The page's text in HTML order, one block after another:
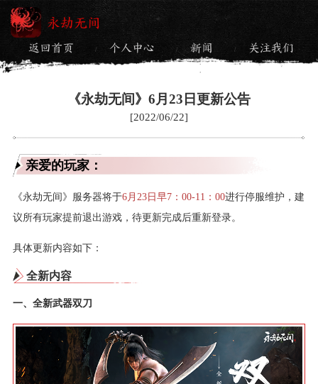
永劫无间
返回首页 / 个人中心 / 新闻 / 关注我们
《永劫无间》6月23日更新公告
[2022/06/22]
亲爱的玩家：
《永劫无间》服务器将于6月23日早7：00-11：00进行停服维护，建
议所有玩家提前退出游戏，待更新完成后重新登录。
具体更新内容如下：
全新内容
一、全新武器双刀